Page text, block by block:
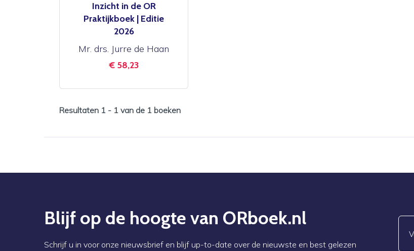
Inzicht in de OR
Praktijkboek | Editie
2026
Mr. drs. Jurre de Haan
€ 58,23
Resultaten 1 - 1 van de 1 boeken
Blijf op de hoogte van ORboek.nl
Schrijf u in voor onze nieuwsbrief en blijf up-to-date over de nieuwste en best gelezen